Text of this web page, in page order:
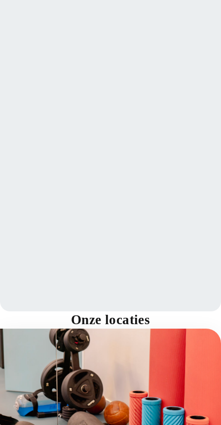
Onze locaties